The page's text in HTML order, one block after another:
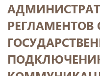
РЕГЛАМЕНТОВ